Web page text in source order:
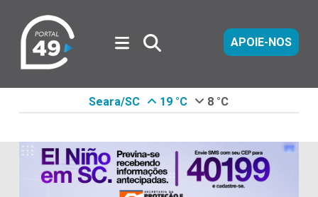
APOIE-NOS
Seara/SC 19 °C 8 °C